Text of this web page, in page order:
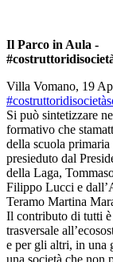
Il Parco in Aula -
Villa Vomano, 19
Si può sintetizzare
formativo che
della scuola
presieduto dal
della Laga,
Filippo Lucci e
Teramo Martina
Il contributo di tutti è
trasversale
e per gli altri, in una